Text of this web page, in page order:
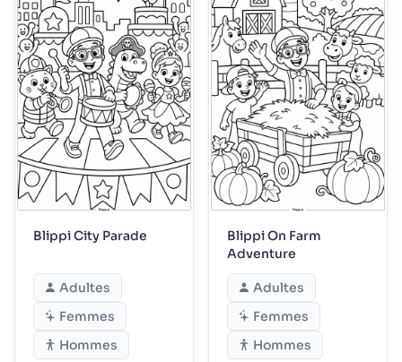
Blippi City Parade
Adultes
Femmes
Hommes
Blippi On Farm
Adventure
Adultes
Femmes
Hommes